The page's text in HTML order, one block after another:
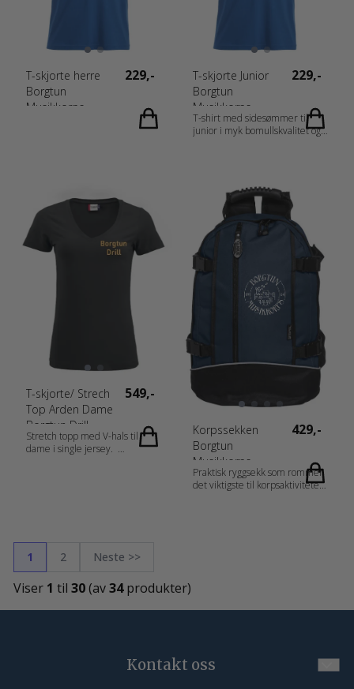
Anthracite Melange [565/955]
60 % Bomull, 40 % Polyester)
Vekt: 160 g/m2 Kjønn: Damer
Målskjema: 029361_Size_chart.pdf
T-skjorte herre
Borgtun
Musikkorps
229,-
T-skjorte Junior
Borgtun
Musikkorps
229,-
T-shirt med sidesømmer til
junior i myk bomullskvalitet og
[92] 99 % Bomull, 1 % Viskose.
Grey Melange [95] 85 %
Bomull, 15 % Viskose) Vekt: 145
g/m2 Kjønn: Junior
Målskjema:
CH_fr-CH_fr_es_pt_storlek.pdf
T-skjorte/ Strech
Top Arden Dame
Borgtun Drill
549,-
Stretch topp med V-hals til
dame i single jersey.
Korpssekken
Borgtun
Musikkorps
429,-
Praktisk ryggsekk som rommer
det viktigste til korpsaktiviteter.
Regulerbare og vatterte
1 2 Neste >>
Viser 1 til 30(av34produkter)
Kontakt oss